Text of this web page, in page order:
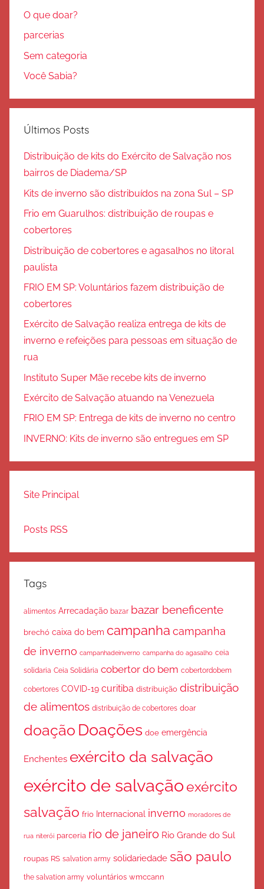
O que doar?
parcerias
Sem categoria
Você Sabia?
Últimos Posts
Distribuição de kits do Exército de Salvação nos
bairros de Diadema/SP
Kits de inverno são distribuídos na zona Sul – SP
Frio em Guarulhos: distribuição de roupas e
cobertores
Distribuição de cobertores e agasalhos no litoral
paulista
FRIO EM SP: Voluntários fazem distribuição de
cobertores
Exército de Salvação realiza entrega de kits de
inverno e refeições para pessoas em situação de
rua
Instituto Super Mãe recebe kits de inverno
Exército de Salvação atuando na Venezuela
FRIO EM SP: Entrega de kits de inverno no centro
INVERNO: Kits de inverno são entregues em SP
Site Principal
Posts RSS
Tags
alimentos Arrecadação bazar bazar beneficente
brechó caixa do bem campanha campanha
de inverno campanhadeinverno campanha do agasalho ceia
solidaria Ceia Solidária cobertor do bem cobertordobem
cobertores COVID-19 curitiba distribuição distribuição
de alimentos distribuição de cobertores doar
doação Doações doe emergência
Enchentes exército da salvação
exército de salvaçãoexército
salvação frio Internacional inverno moradores de
rua niterói parceria rio de janeiro Rio Grande do Sul
roupas RS salvation army solidariedade são paulo
the salvation army voluntários wmccann